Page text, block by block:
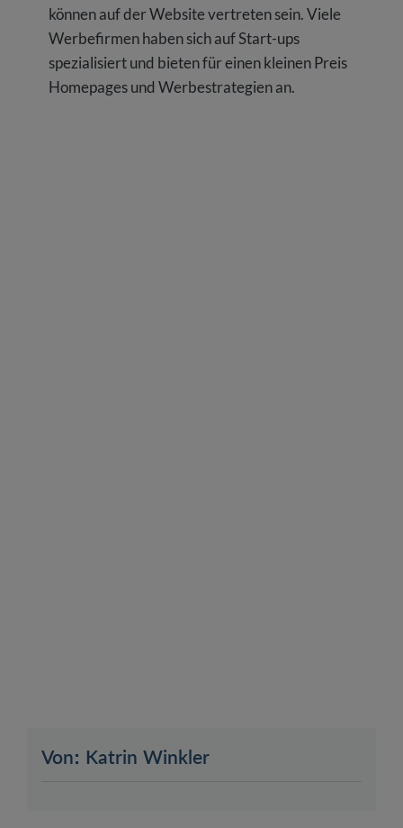
können auf der Website vertreten sein. Viele
Werbefirmen haben sich auf Start-ups
spezialisiert und bieten für einen kleinen Preis
Homepages und Werbestrategien an.
Von: Katrin Winkler